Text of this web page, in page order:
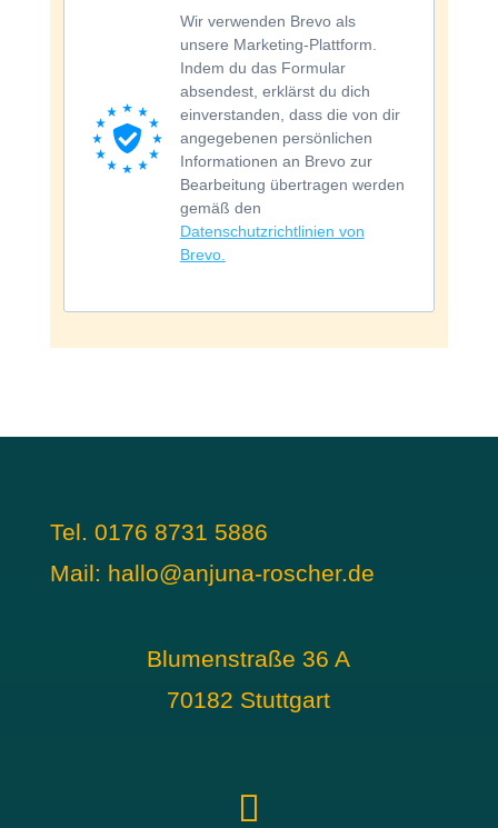
Wir verwenden Brevo als
unsere Marketing-Plattform.
Indem du das Formular
absendest, erklärst du dich
einverstanden, dass die von dir
angegebenen persönlichen
Informationen an Brevo zur
Bearbeitung übertragen werden
gemäß den
Datenschutzrichtlinien von
Brevo.
Tel. 0176 8731 5886
Mail: hallo@anjuna-roscher.de
Blumenstraße 36 A
70182 Stuttgart